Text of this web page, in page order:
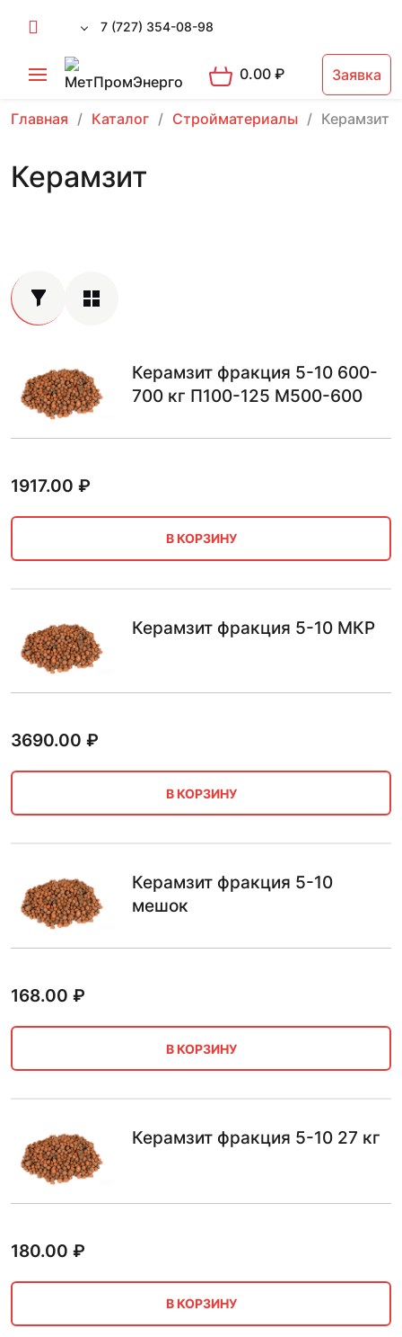
7 (727) 354-08-98
0.00₽ Заявка
Главная Каталог Стройматериалы Керамзит
Керамзит
Керамзит фракция 5-10 600-
700 кг П100-125 М500-600
1917.00 ₽
В КОРЗИНУ
Керамзит фракция 5-10 МКР
3690.00 ₽
В КОРЗИНУ
Керамзит фракция 5-10
мешок
168.00 ₽
В КОРЗИНУ
Керамзит фракция 5-10 27 кг
180.00 ₽
В КОРЗИНУ